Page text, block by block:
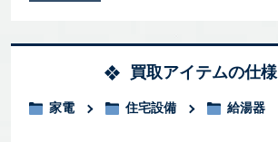
買取アイテムの仕様
家電 住宅設備 給湯器